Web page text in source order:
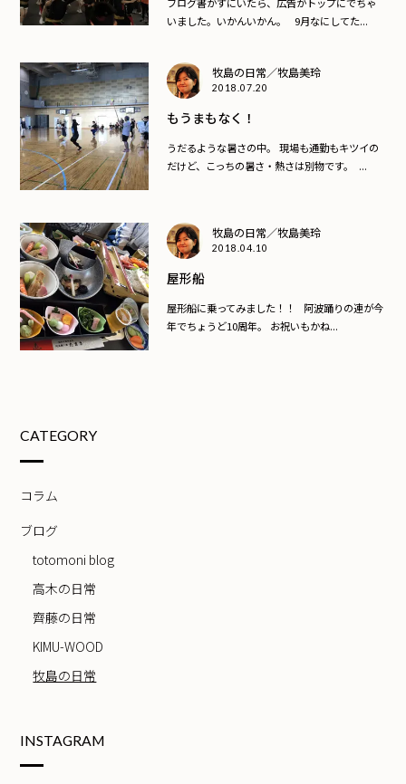
いました。いかんいかん。 9月なにしてた...
牧島の日常／牧島美玲
2018.07.20
もうまもなく！
うだるような暑さの中。 現場も通勤もキツイの
だけど、こっちの暑さ・熱さは別物です。 ...
牧島の日常／牧島美玲
2018.04.10
屋形船
屋形船に乗ってみました！！ 阿波踊りの連が今
年でちょうど10周年。 お祝いもかね...
CATEGORY
コラム
ブログ
totomoni blog
高木の日常
齊藤の日常
KIMU-WOOD
牧島の日常
INSTAGRAM